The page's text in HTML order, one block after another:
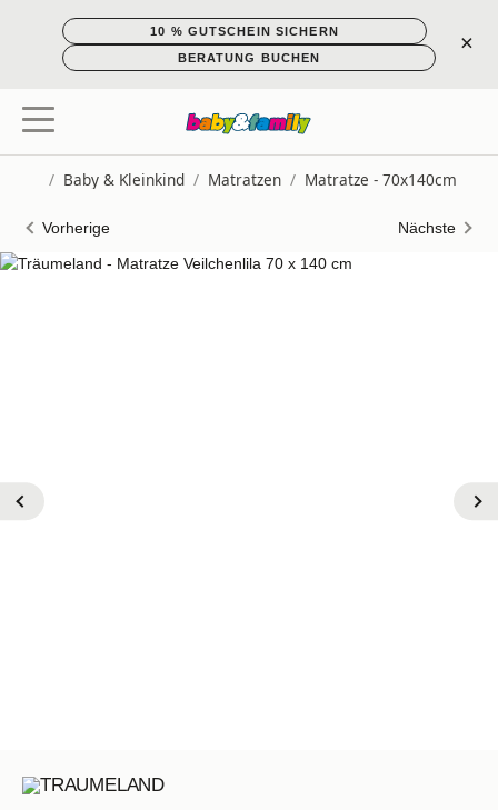
10 % GUTSCHEIN SICHERN
BERATUNG BUCHEN
×
/ Baby & Kleinkind / Matratzen / Matratze - 70x140cm
Vorherige Nächste